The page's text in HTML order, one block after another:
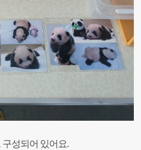
구성되어 있어요.